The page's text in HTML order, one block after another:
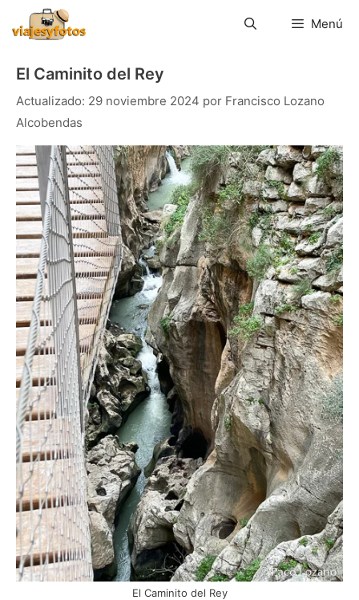
contenido
Menú
El Caminito del Rey
29 noviembre 2024 por Francisco Lozano
Alcobendas
El Caminito del Rey